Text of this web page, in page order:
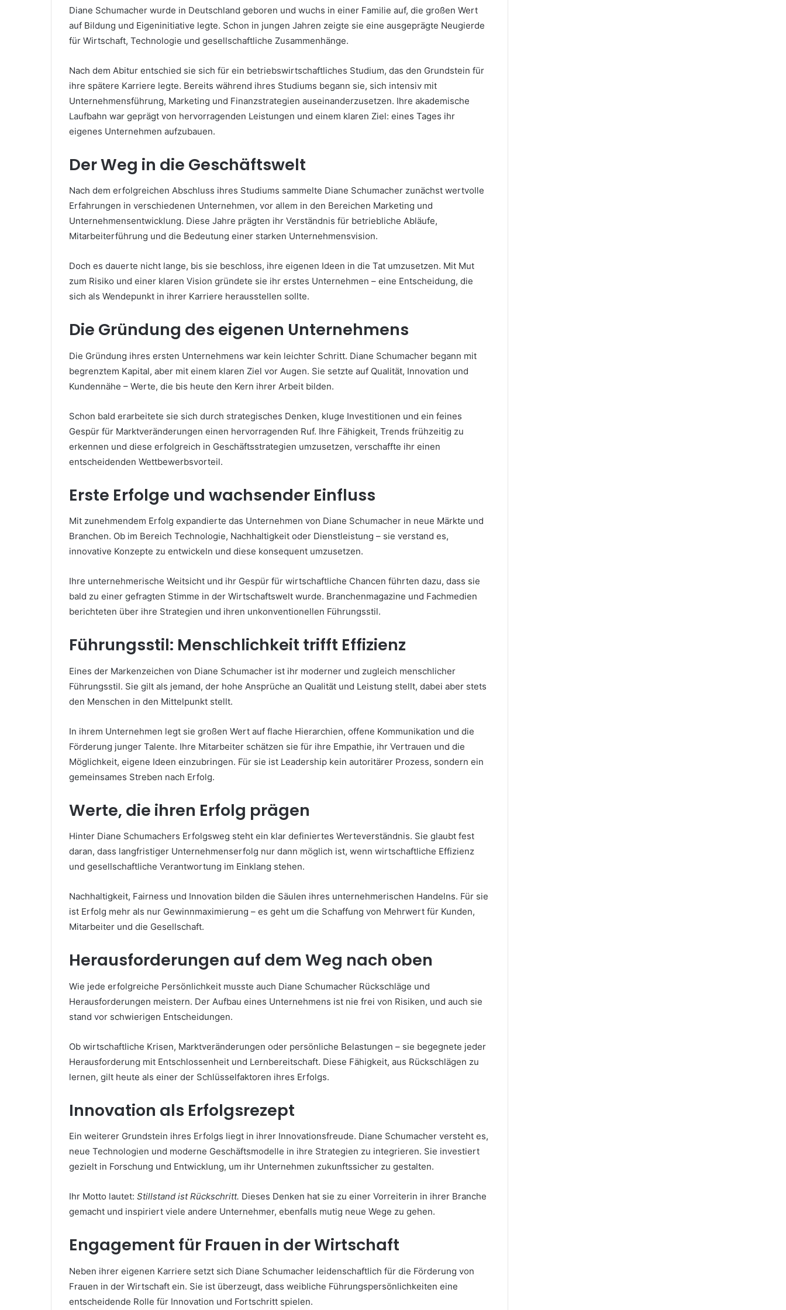
Diane Schumacher wurde in Deutschland geboren und wuchs in einer Familie auf, die großen Wert
auf Bildung und Eigeninitiative legte. Schon in jungen Jahren zeigte sie eine ausgeprägte Neugierde
für Wirtschaft, Technologie und gesellschaftliche Zusammenhänge.
Nach dem Abitur entschied sie sich für ein betriebswirtschaftliches Studium, das den Grundstein für
ihre spätere Karriere legte. Bereits während ihres Studiums begann sie, sich intensiv mit
Unternehmensführung, Marketing und Finanzstrategien auseinanderzusetzen. Ihre akademische
Laufbahn war geprägt von hervorragenden Leistungen und einem klaren Ziel: eines Tages ihr
eigenes Unternehmen aufzubauen.
Der Weg in die Geschäftswelt
Nach dem erfolgreichen Abschluss ihres Studiums sammelte Diane Schumacher zunächst wertvolle
Erfahrungen in verschiedenen Unternehmen, vor allem in den Bereichen Marketing und
Unternehmensentwicklung. Diese Jahre prägten ihr Verständnis für betriebliche Abläufe,
Mitarbeiterführung und die Bedeutung einer starken Unternehmensvision.
Doch es dauerte nicht lange, bis sie beschloss, ihre eigenen Ideen in die Tat umzusetzen. Mit Mut
zum Risiko und einer klaren Vision gründete sie ihr erstes Unternehmen – eine Entscheidung, die
sich als Wendepunkt in ihrer Karriere herausstellen sollte.
Die Gründung des eigenen Unternehmens
Die Gründung ihres ersten Unternehmens war kein leichter Schritt. Diane Schumacher begann mit
begrenztem Kapital, aber mit einem klaren Ziel vor Augen. Sie setzte auf Qualität, Innovation und
Kundennähe – Werte, die bis heute den Kern ihrer Arbeit bilden.
Schon bald erarbeitete sie sich durch strategisches Denken, kluge Investitionen und ein feines
Gespür für Marktveränderungen einen hervorragenden Ruf. Ihre Fähigkeit, Trends frühzeitig zu
erkennen und diese erfolgreich in Geschäftsstrategien umzusetzen, verschaffte ihr einen
entscheidenden Wettbewerbsvorteil.
Erste Erfolge und wachsender Einfluss
Mit zunehmendem Erfolg expandierte das Unternehmen von Diane Schumacher in neue Märkte und
Branchen. Ob im Bereich Technologie, Nachhaltigkeit oder Dienstleistung – sie verstand es,
innovative Konzepte zu entwickeln und diese konsequent umzusetzen.
Ihre unternehmerische Weitsicht und ihr Gespür für wirtschaftliche Chancen führten dazu, dass sie
bald zu einer gefragten Stimme in der Wirtschaftswelt wurde. Branchenmagazine und Fachmedien
berichteten über ihre Strategien und ihren unkonventionellen Führungsstil.
Führungsstil: Menschlichkeit trifft Effizienz
Eines der Markenzeichen von Diane Schumacher ist ihr moderner und zugleich menschlicher
Führungsstil. Sie gilt als jemand, der hohe Ansprüche an Qualität und Leistung stellt, dabei aber stets
den Menschen in den Mittelpunkt stellt.
In ihrem Unternehmen legt sie großen Wert auf flache Hierarchien, offene Kommunikation und die
Förderung junger Talente. Ihre Mitarbeiter schätzen sie für ihre Empathie, ihr Vertrauen und die
Möglichkeit, eigene Ideen einzubringen. Für sie ist Leadership kein autoritärer Prozess, sondern ein
gemeinsames Streben nach Erfolg.
Werte, die ihren Erfolg prägen
Hinter Diane Schumachers Erfolgsweg steht ein klar definiertes Werteverständnis. Sie glaubt fest
daran, dass langfristiger Unternehmenserfolg nur dann möglich ist, wenn wirtschaftliche Effizienz
und gesellschaftliche Verantwortung im Einklang stehen.
Nachhaltigkeit, Fairness und Innovation bilden die Säulen ihres unternehmerischen Handelns. Für sie
ist Erfolg mehr als nur Gewinnmaximierung – es geht um die Schaffung von Mehrwert für Kunden,
Mitarbeiter und die Gesellschaft.
Herausforderungen auf dem Weg nach oben
Wie jede erfolgreiche Persönlichkeit musste auch Diane Schumacher Rückschläge und
Herausforderungen meistern. Der Aufbau eines Unternehmens ist nie frei von Risiken, und auch sie
stand vor schwierigen Entscheidungen.
Ob wirtschaftliche Krisen, Marktveränderungen oder persönliche Belastungen – sie begegnete jeder
Herausforderung mit Entschlossenheit und Lernbereitschaft. Diese Fähigkeit, aus Rückschlägen zu
lernen, gilt heute als einer der Schlüsselfaktoren ihres Erfolgs.
Innovation als Erfolgsrezept
Ein weiterer Grundstein ihres Erfolgs liegt in ihrer Innovationsfreude. Diane Schumacher versteht es,
neue Technologien und moderne Geschäftsmodelle in ihre Strategien zu integrieren. Sie investiert
gezielt in Forschung und Entwicklung, um ihr Unternehmen zukunftssicher zu gestalten.
Ihr Motto lautet: Stillstand ist Rückschritt. Dieses Denken hat sie zu einer Vorreiterin in ihrer Branche
gemacht und inspiriert viele andere Unternehmer, ebenfalls mutig neue Wege zu gehen.
Engagement für Frauen in der Wirtschaft
Neben ihrer eigenen Karriere setzt sich Diane Schumacher leidenschaftlich für die Förderung von
Frauen in der Wirtschaft ein. Sie ist überzeugt, dass weibliche Führungspersönlichkeiten eine
entscheidende Rolle für Innovation und Fortschritt spielen.